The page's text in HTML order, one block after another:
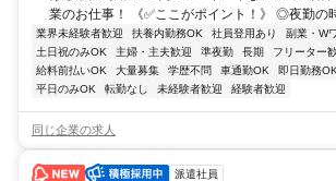
業のお仕事！ 《✅️ここがポイント！》 ◎夜勤の
業界未経験者歓迎 扶養内勤務OK 社員登用あり
副業・W
土日祝のみOK
主婦・主夫歓迎 準夜勤 長期 フリーター
給料前払いOK
大量募集 学歴不問 車通勤OK 即日勤務OK
平日のみOK
転勤なし 未経験者歓迎 経験者歓迎
同じ企業の求人
派遣社員